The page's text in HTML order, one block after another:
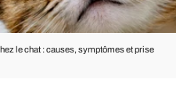
le chat : causes, symptômes et prise